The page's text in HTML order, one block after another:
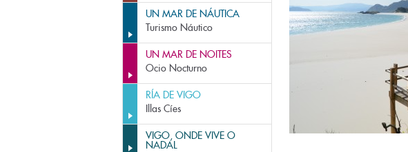
UN MAR DE NÁUTICA
Turismo Náutico
UN MAR DE NOITES
Ocio Nocturno
RÍA DE VIGO
Illas Cíes
VIGO, ONDE VIVE O
NADAL